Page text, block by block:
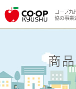
コープ九
協の事業
商